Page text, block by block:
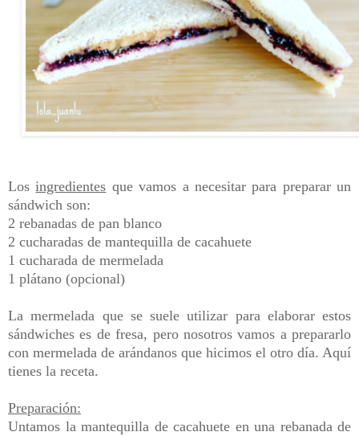
Losingredientes que vamos a necesitar para preparar un
sándwich son:
2 rebanadas de pan blanco
2 cucharadas de mantequilla de cacahuete
1 cucharada de mermelada
1 plátano (opcional)
La mermelada que se suele utilizar para elaborar estos
sándwiches es de fresa, pero nosotros vamos a prepararlo
con mermelada de arándanos que hicimos el otro día. Aquí
tienes la receta.
Preparación:
Untamos la mantequilla de cacahuete en una rebanada de